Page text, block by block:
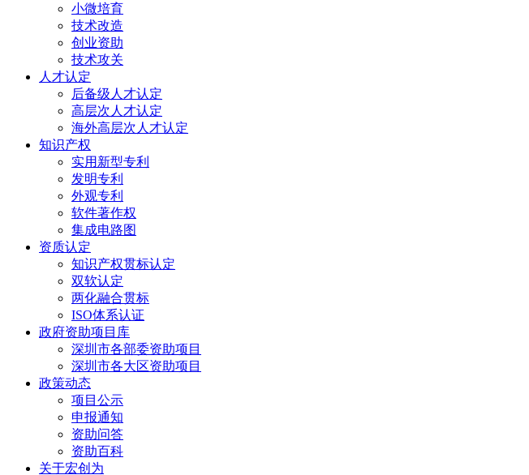
小微培育
技术改造
创业资助
技术攻关
人才认定
后备级人才认定
高层次人才认定
海外高层次人才认定
知识产权
实用新型专利
发明专利
外观专利
软件著作权
集成电路图
资质认定
知识产权贯标认定
双软认定
两化融合贯标
ISO体系认证
政府资助项目库
深圳市各部委资助项目
深圳市各大区资助项目
政策动态
项目公示
申报通知
资助问答
资助百科
关于宏创为